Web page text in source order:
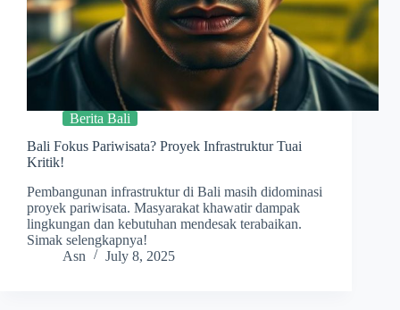
Berita Bali
Bali Fokus Pariwisata? Proyek Infrastruktur Tuai
Kritik!
Pembangunan infrastruktur di Bali masih didominasi
proyek pariwisata. Masyarakat khawatir dampak
lingkungan dan kebutuhan mendesak terabaikan.
Simak selengkapnya!
Asn
July 8, 2025